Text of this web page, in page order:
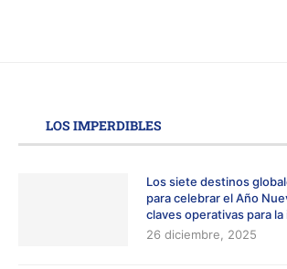
LOS IMPERDIBLES
Los siete destinos
para celebrar el Año
claves operativas para
26 diciembre, 2025